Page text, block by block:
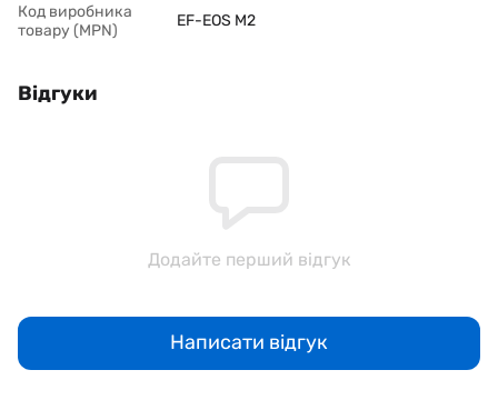
Код виробника
товару (MPN)
EF-EOS M2
Відгуки
Додайте перший відгук
Написати відгук